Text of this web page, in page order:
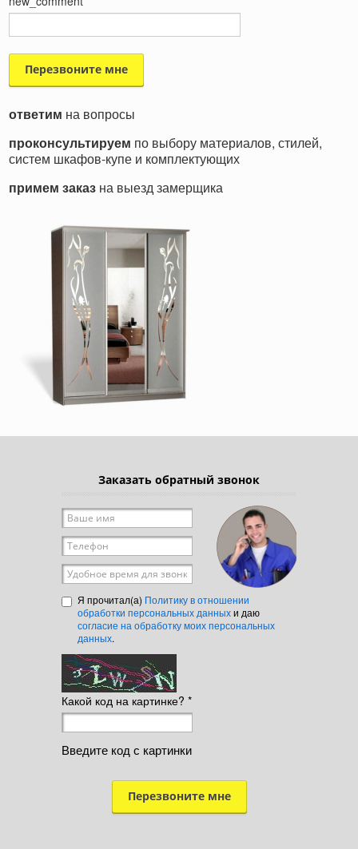
ответим на вопросы
проконсультируем по выбору материалов, стилей,
систем шкафов-купе и комплектующих
примем заказ на выезд замерщика
Заказать обратный звонок
Ваше имя
Телефон
Удобное время для звонка
Я прочитал(а) Политику в отношении
обработки персональных данныхи даю
согласие на обработку моих персональных
данных.
Какой код на картинке? *
Введите код с картинки